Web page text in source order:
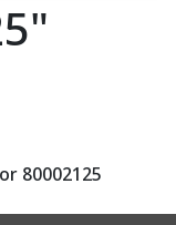
80002125